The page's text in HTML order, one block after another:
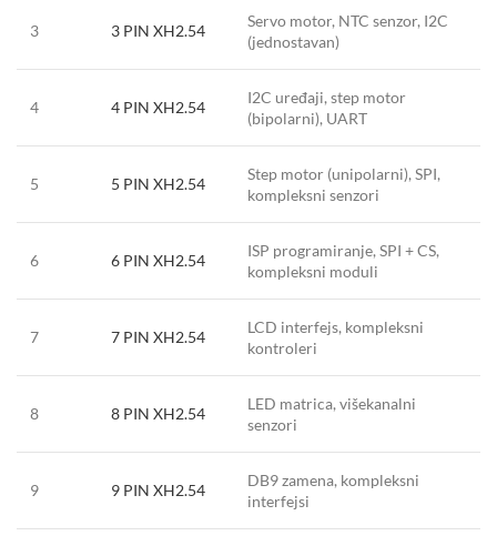
3 3 PIN XH2.54
Servo motor, NTC senzor, I2C
(jednostavan)
4 4 PIN XH2.54
I2C uređaji, step motor
(bipolarni), UART
5 5 PIN XH2.54
Step motor (unipolarni), SPI,
kompleksni senzori
6 6 PIN XH2.54
ISP programiranje, SPI + CS,
kompleksni moduli
7 7 PIN XH2.54
LCD interfejs, kompleksni
kontroleri
8 8 PIN XH2.54
LED matrica, višekanalni
senzori
9 9 PIN XH2.54
DB9 zamena, kompleksni
interfejsi